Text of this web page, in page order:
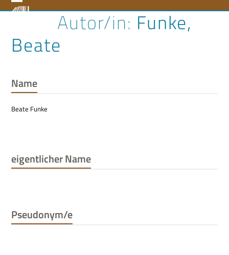
to Open
menu
Close
menu
Funke,
Beate
Name
Beate Funke
eigentlicher Name
Pseudonym/e